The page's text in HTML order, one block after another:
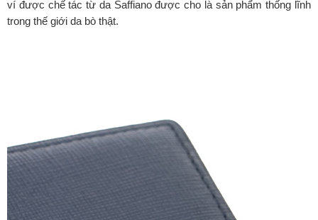
ví được chế tác từ da Saffiano được cho là sản phẩm thống lĩnh
trong thế giới da bò thật.